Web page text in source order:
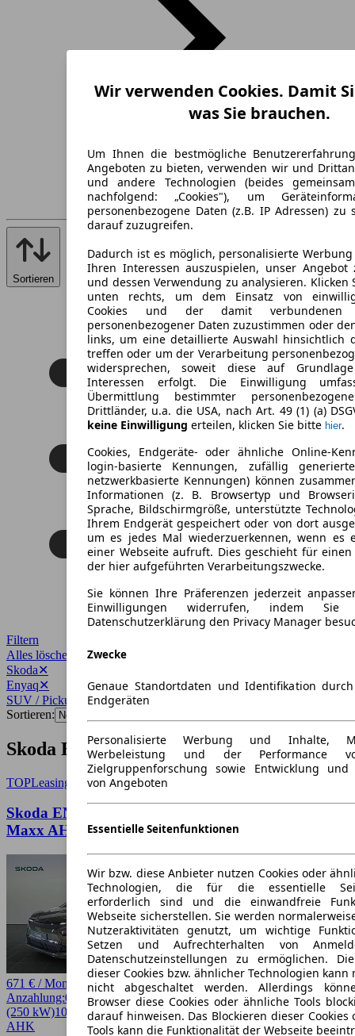
Wir verwenden Cookies. Damit
was Sie brauchen.
Um Ihnen die bestmögliche
Angeboten zu bieten, verwenden wir und
und andere Technologien (beides
nachfolgend: „Cookies"), um
personenbezogene Daten (z.B. IP Adressen) zu
darauf zuzugreifen.
Dadurch ist es möglich, personalisierte
Ihren Interessen auszuspielen, unser Angebot
und dessen Verwendung zu analysieren. Klicken
unten rechts, um dem Einsatz von
Cookies und der damit verbundenen
personenbezogener Daten zuzustimmen oder
links, um eine detaillierte Auswahl hinsichtlich
treffen oder um der Verarbeitung
widersprechen, soweit diese auf
Interessen erfolgt. Die Einwilligung
Übermittlung bestimmter
Drittländer, u.a. die USA, nach Art. 49 (1) (a)
keine Einwilligung erteilen, klicken Sie bitte hier.
Cookies, Endgeräte- oder ähnliche Online-
login-basierte Kennungen, zufällig
netzwerkbasierte Kennungen) können
Informationen (z. B. Browsertyp und
Sprache, Bildschirmgröße, unterstützte
Ihrem Endgerät gespeichert oder von dort
um es jedes Mal wiederzuerkennen, wenn es
einer Webseite aufruft. Dies geschieht für
der hier aufgeführten Verarbeitungszwecke.
Sie können Ihre Präferenzen jederzeit
Einwilligungen widerrufen, indem
Datenschutzerklärung den Privacy Manager
Zwecke
Genaue Standortdaten und Identifikation
Endgeräten
Personalisierte Werbung und Inhalte,
Werbeleistung und der Performance
Zielgruppenforschung sowie Entwicklung und
von Angeboten
Essentielle Seitenfunktionen
Wir bzw. diese Anbieter nutzen Cookies oder
Technologien, die für die essentielle
erforderlich sind und die einwandfreie
Webseite sicherstellen. Sie werden
Nutzeraktivitäten genutzt, um wichtige
Setzen und Aufrechterhalten von
Datenschutzeinstellungen zu ermöglichen.
dieser Cookies bzw. ähnlicher Technologien kann
nicht abgeschaltet werden. Allerdings
Browser diese Cookies oder ähnliche Tools
darauf hinweisen. Das Blockieren dieser
Tools kann die Funktionalität der Webseite
Sortieren
Filtern
Alles löschen
Skoda✕
Enyaq✕
SUV / Pickup
Sortieren:
Skoda Enyaq SUV / Pickup Angebote
TOPLeasing
Skoda ENYAQ Coupé RS neues Modell VOLL
Maxx AHK CANTON MATRIX
671 € / Monat
Anzahlung:0,00 €Laufzeit:48 Monatekm/Jahr:10.000Elektro340 PS
(250 kW)10 km EZ 08/2026AutomatikSUV / Pickup 4 Türen
AHK